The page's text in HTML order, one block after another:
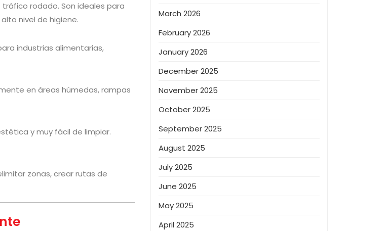
rodado. Son ideales para
nivel de higiene.
industrias alimentarias,
en áreas húmedas, rampas
y muy fácil de limpiar.
zonas, crear rutas de
March 2026
February 2026
January 2026
December 2025
November 2025
October 2025
September 2025
August 2025
July 2025
June 2025
May 2025
April 2025